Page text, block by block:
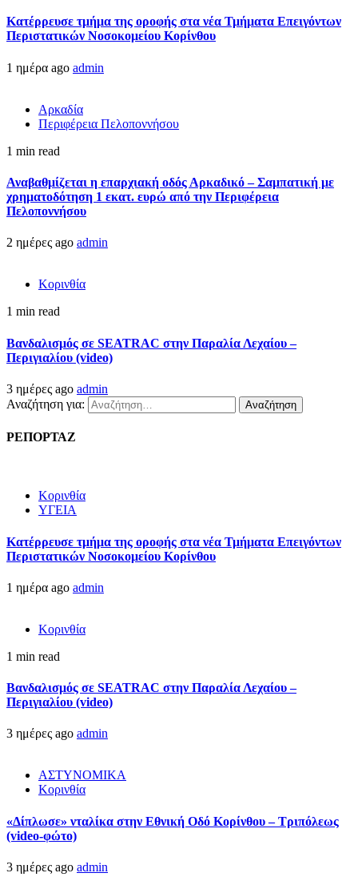
Kατέρρευσε τμήμα της οροφής στα νέα Τμήματα Επειγόντων
Περιστατικών Νοσοκομείου Κορίνθου
1 ημέρα ago admin
Αρκαδία
Περιφέρεια Πελοποννήσου
1 min read
Αναβαθμίζεται η επαρχιακή οδός Αρκαδικό – Σαμπατική με
χρηματοδότηση 1 εκατ. ευρώ από την Περιφέρεια
Πελοποννήσου
2 ημέρες ago admin
Κορινθία
1 min read
Βανδαλισμός σε SEATRAC στην Παραλία Λεχαίου –
Περιγιαλίου (video)
3 ημέρες ago admin
Αναζήτηση για:
ΡΕΠΟΡΤΑΖ
Κορινθία
ΥΓΕΙΑ
Kατέρρευσε τμήμα της οροφής στα νέα Τμήματα Επειγόντων
Περιστατικών Νοσοκομείου Κορίνθου
1 ημέρα ago admin
Κορινθία
1 min read
Βανδαλισμός σε SEATRAC στην Παραλία Λεχαίου –
Περιγιαλίου (video)
3 ημέρες ago admin
ΑΣΤΥΝΟΜΙΚΑ
Κορινθία
«Δίπλωσε» νταλίκα στην Εθνική Oδό Κορίνθου – Τριπόλεως
(video-φώτο)
3 ημέρες ago admin